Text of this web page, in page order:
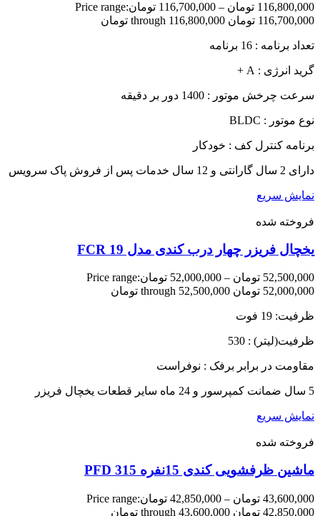
116,800,000 تومان –
116,700,000 تومانPrice range:
116,700,000 تومان through 116,800,000 تومان
تعداد برنامه : 16 برنامه
گرید انرژی : A +
سرعت چرخش موتور : 1400 دور بر دقیقه
نوع موتور : BLDC
برنامه کنترل کف : خودکار
دارای 2 سال گارانتی و 12 سال خدمات پس از فروش پاک سرویس
نمایش سریع
فروخته شده
یخچال فریزر چهار درب کندی مدل FCR 19
52,500,000 تومان –
52,000,000 تومانPrice range:
52,000,000 تومان through 52,500,000 تومان
ظرفیت: 19 فوت
ظرفیت(لیتر) : 530
مقاومت در برابر برفک : نوفراست
5 سال ضمانت کمپرسور و 24 ماه سایر قطعات یخچال فریزر
نمایش سریع
فروخته شده
ماشین ظرفشویی کندی 15نفره PFD 315
43,600,000 تومان –
42,850,000 تومانPrice range:
42,850,000 تومان through 43,600,000 تومان